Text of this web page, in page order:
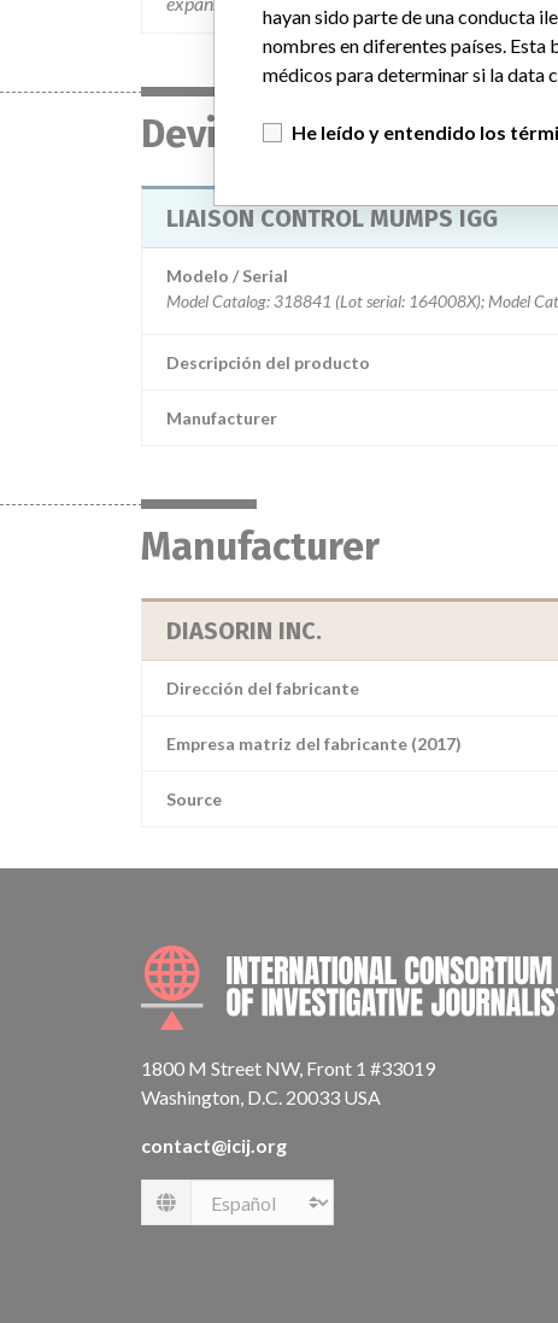
Device
LIAISON CONTROL MUMPS IGG
Modelo / Serial
Descripción del producto
Manufacturer
Manufacturer
DIASORIN INC.
Dirección del fabricante
Empresa matriz del fabricante (2017)
Source
1800 M Street NW, Front 1 #33019
Washington, D.C. 20033 USA
contact@icij.org
Language
hayan sido parte de una conducta
nombres en diferentes países. Esta
médicos para determinar si la data
He leído y entendido los